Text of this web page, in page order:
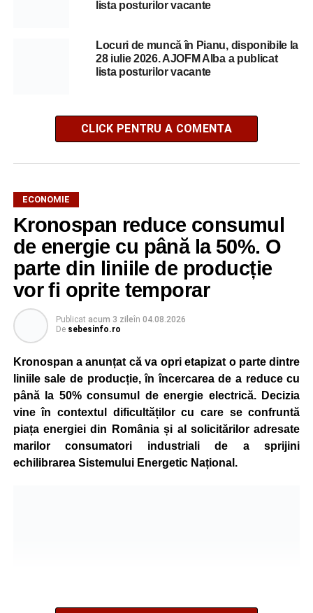
lista posturilor vacante
Locuri de muncă în Pianu, disponibile la
28 iulie 2026. AJOFM Alba a publicat
lista posturilor vacante
CLICK PENTRU A COMENTA
ECONOMIE
Kronospan reduce consumul
de energie cu până la 50%. O
parte din liniile de producție
vor fi oprite temporar
Publicat acum 3 zileîn 04.08.2026
De sebesinfo.ro
Kronospan a anunțat că va opri etapizat o parte dintre
liniile sale de producție, în încercarea de a reduce cu
până la 50% consumul de energie electrică. Decizia
vine în contextul dificultăților cu care se confruntă
piața energiei din România și al solicitărilor adresate
marilor consumatori industriali de a sprijini
echilibrarea Sistemului Energetic Național.